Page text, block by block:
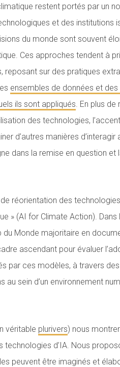
restent portés par un
et des institutions
du monde sont souvent
Ces approches tendent à
reposant sur des pratiques
ensembles de données et
ils sont appliqués. En plus de
des technologies,
d’autres manières d’interagir
dans la remise en question et
réorientation des technologies
» (AI for Climate Action).
du Monde majoritaire en
ascendant pour évaluer
par ces modèles, à travers
sein d’un environnement
véritable plurivers) nous
d’IA. Nous
peuvent être imaginés et